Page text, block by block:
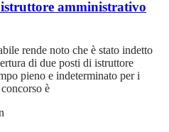
amministrativo
rende noto che è stato indetto
di due posti di istruttore
pieno e indeterminato per i
è